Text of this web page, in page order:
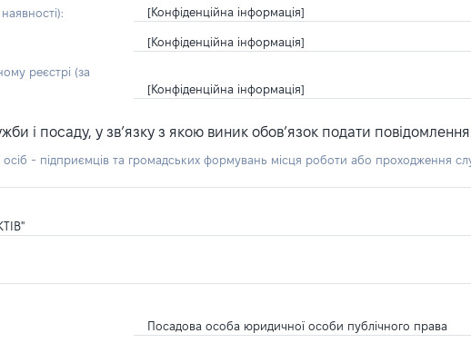
[Конфіденційна інформація]
[Конфіденційна інформація]
реєстрі (за
[Конфіденційна інформація]
і посаду, у зв’язку з якою виник обов’язок подати
- підприємців та громадських формувань місця роботи або проходження
Посадова особа юридичної особи публічного права